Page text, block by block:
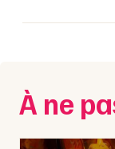
Actus à
Magazine à
À ne